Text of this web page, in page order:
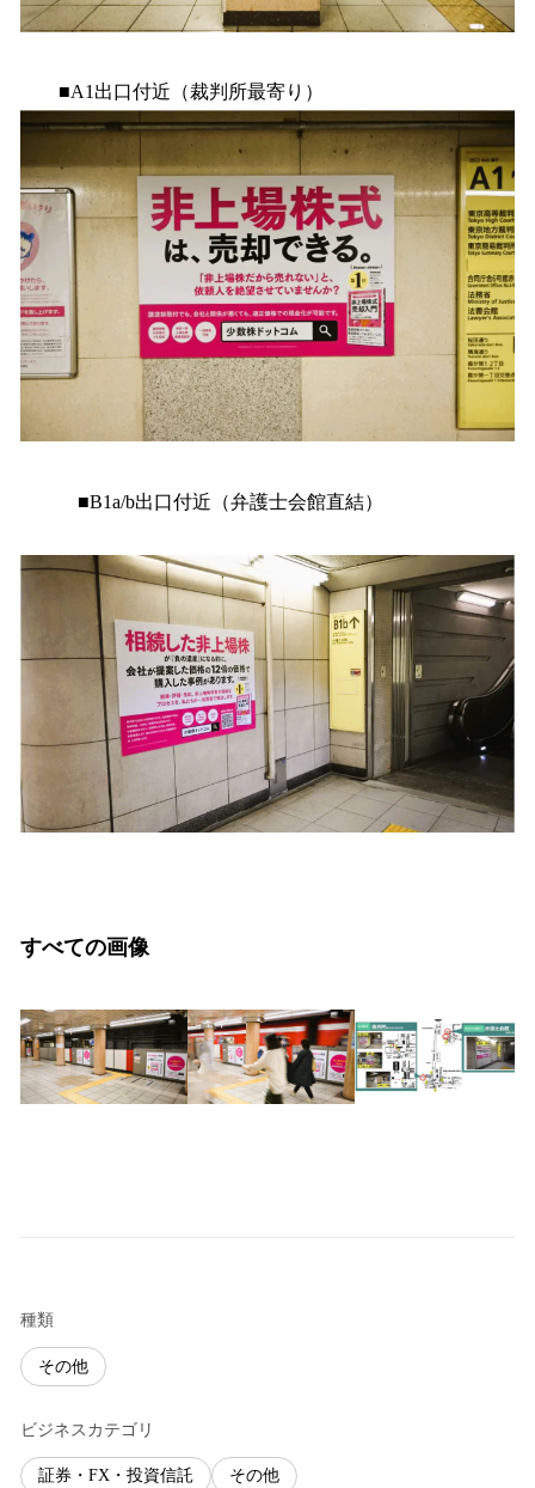
■A1出口付近（裁判所最寄り）
■B1a/b出口付近（弁護士会館直結）
すべての画像
種類
その他
ビジネスカテゴリ
証券・FX・投資信託 その他